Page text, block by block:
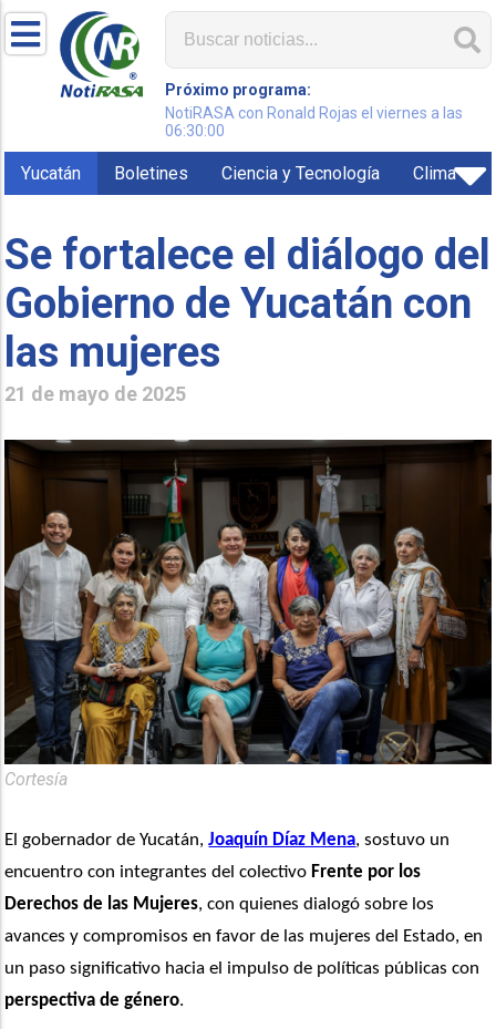
Próximo programa:
NotiRASA con Ronald Rojas el viernes a las
06:30:00
Yucatán Boletines Ciencia y Tecnología Clima
Se fortalece el diálogo del
Gobierno de Yucatán con
las mujeres
21 de mayo de 2025
Cortesía
El gobernador de Yucatán, Joaquín Díaz Mena, sostuvo un
encuentro con integrantes del colectivo Frente por los
Derechos de las Mujeres, con quienes dialogó sobre los
avances y compromisos en favor de las mujeres del Estado, en
perspectiva de género.